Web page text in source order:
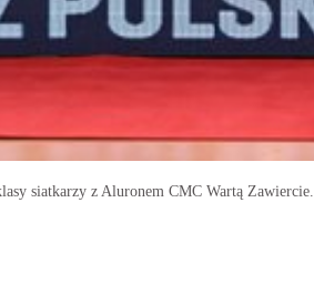
siatkarzy z Aluronem CMC Wartą Zawiercie.